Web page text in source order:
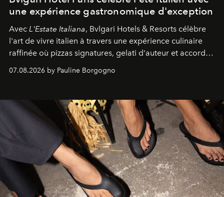
une expérience gastronomique d'exception
Avec L'Estate Italiana, Bvlgari Hotels & Resorts célèbre
l'art de vivre italien à travers une expérience culinaire
raffinée où pizzas signatures, gelati d'auteur et accords
d'exception composent un véritable voyage sensoriel.
07.08.2026 by Pauline Borgogno